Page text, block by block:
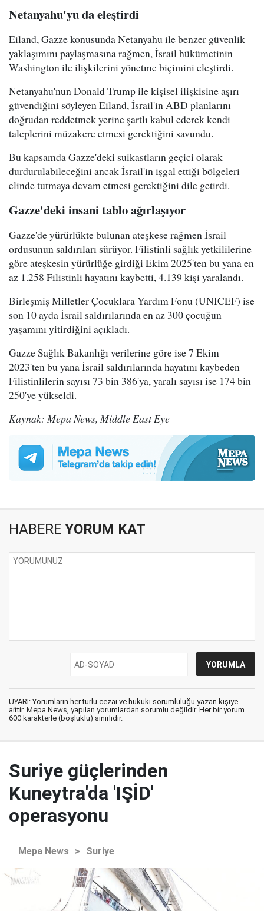
Netanyahu'yu da eleştirdi
Eiland, Gazze konusunda Netanyahu ile benzer güvenlik
yaklaşımını paylaşmasına rağmen, İsrail hükümetinin
Washington ile ilişkilerini yönetme biçimini eleştirdi.
Netanyahu'nun Donald Trump ile kişisel ilişkisine aşırı
güvendiğini söyleyen Eiland, İsrail'in ABD planlarını
doğrudan reddetmek yerine şartlı kabul ederek kendi
taleplerini müzakere etmesi gerektiğini savundu.
Bu kapsamda Gazze'deki suikastların geçici olarak
durdurulabileceğini ancak İsrail'in işgal ettiği bölgeleri
elinde tutmaya devam etmesi gerektiğini dile getirdi.
Gazze'deki insani tablo ağırlaşıyor
Gazze'de yürürlükte bulunan ateşkese rağmen İsrail
ordusunun saldırıları sürüyor. Filistinli sağlık yetkililerine
göre ateşkesin yürürlüğe girdiği Ekim 2025'ten bu yana en
az 1.258 Filistinli hayatını kaybetti, 4.139 kişi yaralandı.
Birleşmiş Milletler Çocuklara Yardım Fonu (UNICEF) ise
son 10 ayda İsrail saldırılarında en az 300 çocuğun
yaşamını yitirdiğini açıkladı.
Gazze Sağlık Bakanlığı verilerine göre ise 7 Ekim
2023'ten bu yana İsrail saldırılarında hayatını kaybeden
Filistinlilerin sayısı 73 bin 386'ya, yaralı sayısı ise 174 bin
250'ye yükseldi.
Kaynak: Mepa News, Middle East Eye
HABERE YORUM KAT
UYARI: Yorumların her türlü cezai ve hukuki sorumluluğu yazan kişiye
aittir. Mepa News, yapılan yorumlardan sorumlu değildir. Her bir yorum
600 karakterle (boşluklu) sınırlıdır.
Suriye güçlerinden
Kuneytra'da 'IŞİD'
operasyonu
Mepa News > Suriye